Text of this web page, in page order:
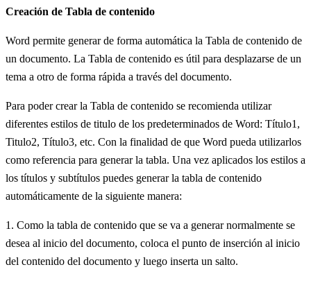
Creación de Tabla de contenido
Word permite generar de forma automática la Tabla de contenido de
un documento. La Tabla de contenido es útil para desplazarse de un
tema a otro de forma rápida a través del documento.
Para poder crear la Tabla de contenido se recomienda utilizar
diferentes estilos de titulo de los predeterminados de Word: Título1,
Titulo2, Título3, etc. Con la finalidad de que Word pueda utilizarlos
como referencia para generar la tabla. Una vez aplicados los estilos a
los títulos y subtítulos puedes generar la tabla de contenido
automáticamente de la siguiente manera:
1. Como la tabla de contenido que se va a generar normalmente se
desea al inicio del documento, coloca el punto de inserción al inicio
del contenido del documento y luego inserta un salto.